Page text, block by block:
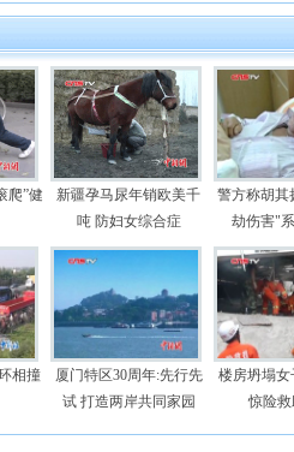
爬”健
新疆孕马尿年销欧美千
吨 防妇女综合症
警方称胡其
劫伤害"
相撞
厦门特区30周年:先行先
试 打造两岸共同家园
楼房坍塌女
惊险